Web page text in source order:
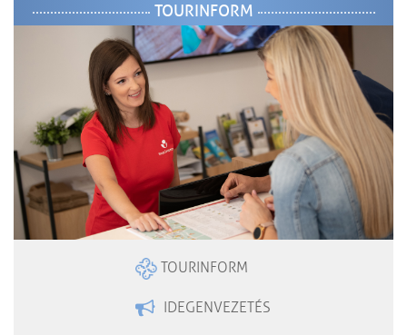
TOURINFORM
TOURINFORM
IDEGENVEZETÉS